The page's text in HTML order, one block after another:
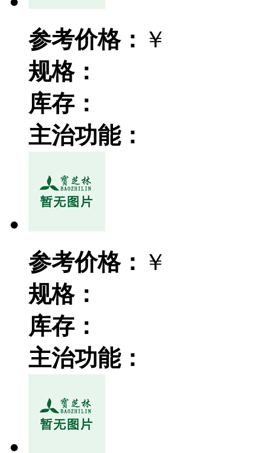
参考价格： ￥
规格：
库存：
主治功能：
参考价格： ￥
规格：
库存：
主治功能：